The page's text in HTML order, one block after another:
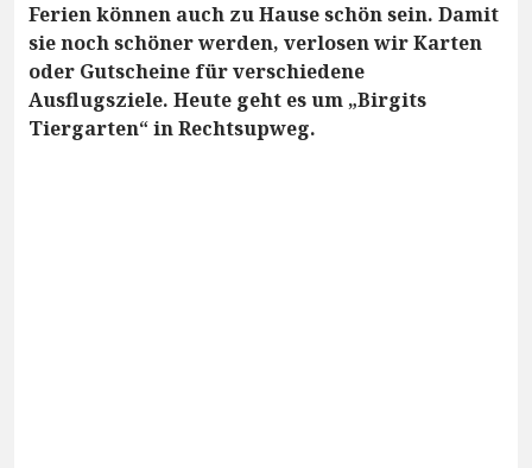
Ferien können auch zu Hause schön sein. Damit
sie noch schöner werden, verlosen wir Karten
oder Gutscheine für verschiedene
Ausflugsziele. Heute geht es um „Birgits
Tiergarten“ in Rechtsupweg.